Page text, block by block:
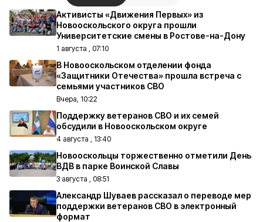
Активисты «Движения Первых» из
Новооскольского округа прошли
Университетские смены в Ростове-на-Дону
1 августа , 07:10
В Новооскольском отделении фонда
«Защитники Отечества» прошла встреча с
семьями участников СВО
Вчера, 10:22
Поддержку ветеранов СВО и их семей
обсудили в Новооскольском округе
4 августа , 13:40
Новооскольцы торжественно отметили День
ВДВ в парке Воинской Славы
3 августа , 08:51
Александр Шуваев рассказал о переводе мер
поддержки ветеранов СВО в электронный
формат